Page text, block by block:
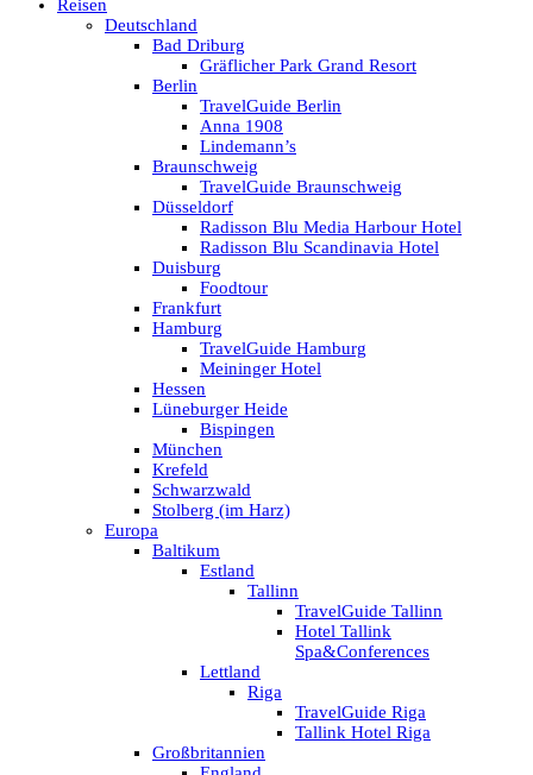
Reisen
Deutschland
Bad Driburg
Gräflicher Park Grand Resort
Berlin
TravelGuide Berlin
Anna 1908
Lindemann’s
Braunschweig
TravelGuide Braunschweig
Düsseldorf
Radisson Blu Media Harbour Hotel
Radisson Blu Scandinavia Hotel
Duisburg
Foodtour
Frankfurt
Hamburg
TravelGuide Hamburg
Meininger Hotel
Hessen
Lüneburger Heide
Bispingen
München
Krefeld
Schwarzwald
Stolberg (im Harz)
Europa
Baltikum
Estland
Tallinn
TravelGuide Tallinn
Hotel Tallink
Spa&Conferences
Lettland
Riga
TravelGuide Riga
Tallink Hotel Riga
Großbritannien